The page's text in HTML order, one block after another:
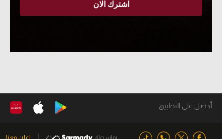
أحصل على التطبيق
بواسطة اعلن معنا